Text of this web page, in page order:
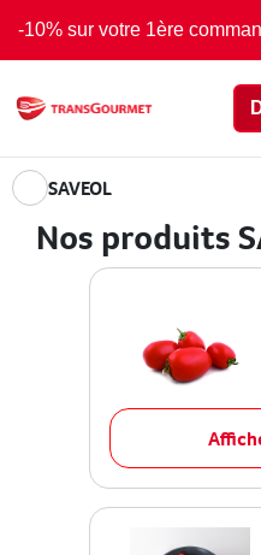
-10% sur votre 1ère
SAVEOL
Nos produits